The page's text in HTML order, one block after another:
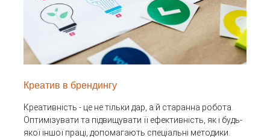
Креатив в брендингу
Креативність - це не тільки дар, а й старанна робота.
Оптимізувати та підвищувати її ефективність, як і будь-
якої іншої праці, допомагають спеціальні методики.